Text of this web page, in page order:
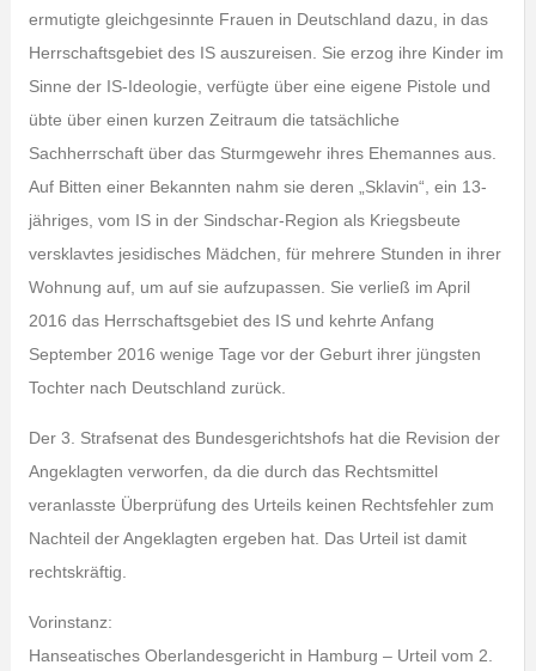
ermutigte gleichgesinnte Frauen in Deutschland dazu, in das
Herrschaftsgebiet des IS auszureisen. Sie erzog ihre Kinder im
Sinne der IS-Ideologie, verfügte über eine eigene Pistole und
übte über einen kurzen Zeitraum die tatsächliche
Sachherrschaft über das Sturmgewehr ihres Ehemannes aus.
Auf Bitten einer Bekannten nahm sie deren „Sklavin“, ein 13-
jähriges, vom IS in der Sindschar-Region als Kriegsbeute
versklavtes jesidisches Mädchen, für mehrere Stunden in ihrer
Wohnung auf, um auf sie aufzupassen. Sie verließ im April
2016 das Herrschaftsgebiet des IS und kehrte Anfang
September 2016 wenige Tage vor der Geburt ihrer jüngsten
Tochter nach Deutschland zurück.
Der 3. Strafsenat des Bundesgerichtshofs hat die Revision der
Angeklagten verworfen, da die durch das Rechtsmittel
veranlasste Überprüfung des Urteils keinen Rechtsfehler zum
Nachteil der Angeklagten ergeben hat. Das Urteil ist damit
rechtskräftig.
Vorinstanz:
Hanseatisches Oberlandesgericht in Hamburg – Urteil vom 2.